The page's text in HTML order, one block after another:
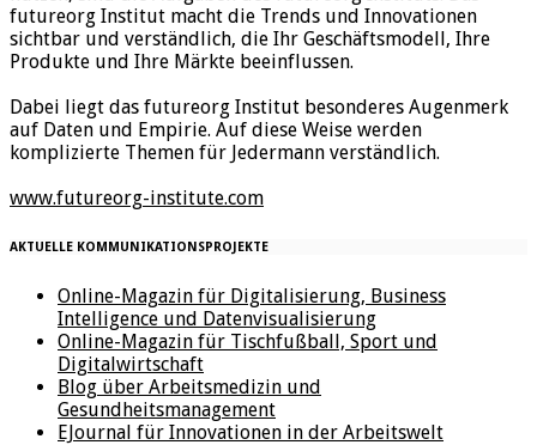
futureorg Institut macht die Trends und Innovationen
sichtbar und verständlich, die Ihr Geschäftsmodell, Ihre
Produkte und Ihre Märkte beeinflussen.
Dabei liegt das futureorg Institut besonderes Augenmerk
auf Daten und Empirie. Auf diese Weise werden
komplizierte Themen für Jedermann verständlich.
www.futureorg-institute.com
AKTUELLE KOMMUNIKATIONSPROJEKTE
Online-Magazin für Digitalisierung, Business
Intelligence und Datenvisualisierung
Online-Magazin für Tischfußball, Sport und
Digitalwirtschaft
Blog über Arbeitsmedizin und
Gesundheitsmanagement
EJournal für Innovationen in der Arbeitswelt